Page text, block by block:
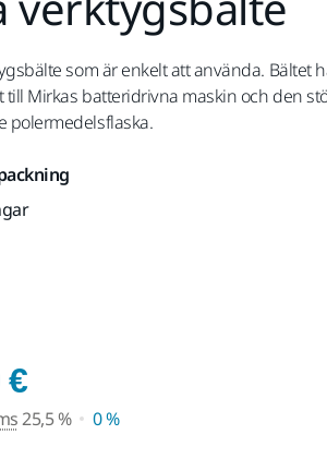
som är enkelt att använda. Bältet
till Mirkas batteridrivna maskin och den
polermedelsflaska.
€Pris med Moms
25,5 %
0 %